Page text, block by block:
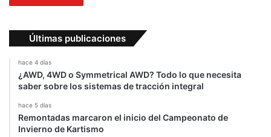
Últimas publicaciones
hace 4 días
¿AWD, 4WD o Symmetrical AWD? Todo lo que necesita
saber sobre los sistemas de tracción integral
hace 5 días
Remontadas marcaron el inicio del Campeonato de
Invierno de Kartismo